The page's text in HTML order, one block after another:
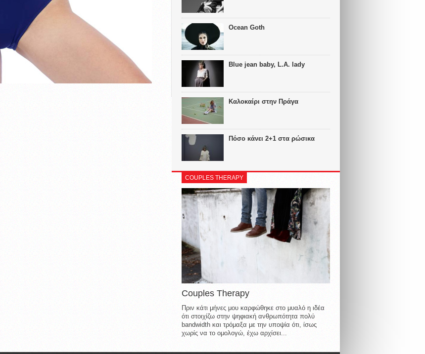
Ocean Goth
Blue jean baby, L.A. lady
Καλοκαίρι στην Πράγα
Πόσο κάνει 2+1 στα ρώσικα
COUPLES THERAPY
Couples Therapy
Πριν κάτι μήνες μου καρφώθηκε στο μυαλό η ιδέα
ότι στοιχίζω στην ψηφιακή ανθρωπότητα πολύ
bandwidth και τρόμαξα με την υποψία ότι, ίσως
χωρίς να το ομολογώ, έχω αρχίσει...